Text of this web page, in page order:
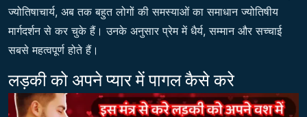
ज्योतिषाचार्य, अब तक बहुत लोगों की समस्याओं का समाधान ज्योतिषीय
मार्गदर्शन से कर चुके हैं। उनके अनुसार प्रेम में धैर्य, सम्मान और सच्चाई
सबसे महत्वपूर्ण होते हैं।
लड़की को अपने प्यार में पागल कैसे करे